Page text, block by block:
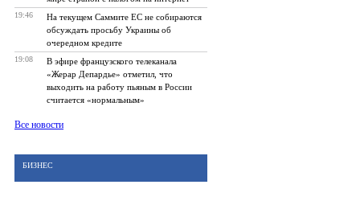
19:46
На текущем Саммите ЕС не собираются
обсуждать просьбу Украины об
очередном кредите
19:08
В эфире французского телеканала
«Жерар Депардье» отметил, что
выходить на работу пьяным в России
считается «нормальным»
Все новости
БИЗНЕС